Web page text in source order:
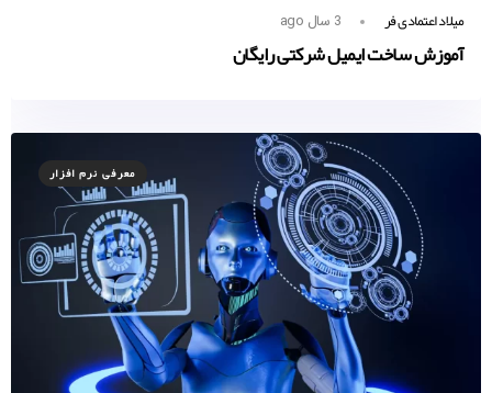
میلاد اعتمادی فر 3 سال ago
آموزش ساخت ایمیل شرکتی رایگان
معرفی نرم افزار